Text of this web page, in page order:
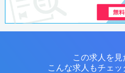
この求人を見
こんな求人もチェ